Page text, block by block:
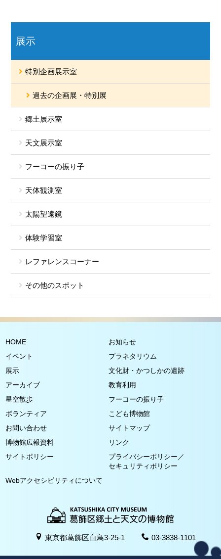
展示
特別企画展示室
過去の企画展・特別展
郷土展示室
天文展示室
フーコーの振り子
天体観測室
太陽望遠鏡
体験学習室
レファレンスコーナー
その他のスポット
HOME
お知らせ
イベント
プラネタリウム
展示
文化財・かつしかの遺跡
アーカイブ
教育利用
星空散歩
フーコーの振り子
ボランティア
こども博物館
お問い合わせ
サイトマップ
博物館広報資料
リンク
サイトポリシー
プライバシーポリシー／
セキュリティポリシー
Webアクセシビリティについて
東京都葛飾区白鳥3-25-1 03-3838-1101